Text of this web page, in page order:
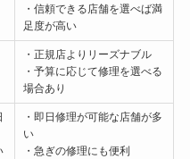
・信頼できる店舗を選べば満
足度が高い
・正規店よりリーズナブル
・予算に応じて修理を選べる
場合あり
・即日修理が可能な店舗が多
い
・急ぎの修理にも便利